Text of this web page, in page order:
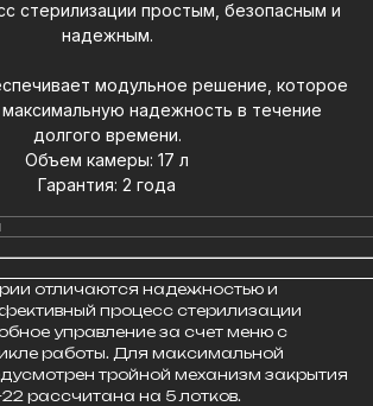
стерилизации простым, безопасным и
надежным.
модульное решение, которое
максимальную надежность в течение
долгого времени.
Объем камеры: 17 л
Гарантия: 2 года
отличаются надежностью и
процесс стерилизации
управление за счет меню с
работы. Для максимальной
тройной механизм закрытия
рассчитана на 5 лотков.